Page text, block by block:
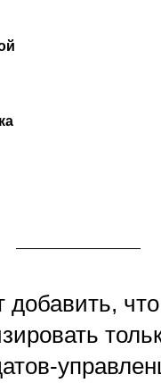
добавить,